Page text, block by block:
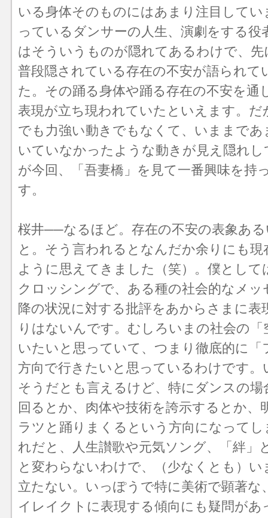
いる身体そのものにはあまり注目して
っているダンサーの人生、演劇をする役
はそういうものが隠れてあるわけで、
普段隠されている存在の不安が語られて
た。その踊る身体や踊る存在の不安を通
表現が立ち現われていたといえます。だ
でも力強い動きでもなくて、いままで
いていなかったような動きが見え隠れ
が今回、「吾妻橋」を見て一番興味を持
す。
桜井──なるほど。存在の不安の表象あ
と。そう言われるとなんだか余りにも
ように思えてきました（笑）。僕として
クロッシングで、ある種の社会的なメッ
降の状況に対する批評をあからさまに表
りはないんです。むしろいまの社会の「
いたいと思っていて、つまり徹底的に
方向で行きたいと思っているわけです。
そうだとも言えるけど、特にダンスの
回るとか、肉体や技術を誇示するとか、
ラツと踊りまくるという方向になって
れだと、人生讃歌や元気ソング、「絆」
と変わらないわけで、（少なくとも）
立たない。いっぽうで特に美術で顕著な
イレイクトに表現する傾向にも疑問が